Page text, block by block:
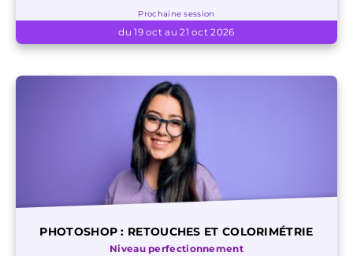
Prochaine session
du 19 oct au 21 oct 2026
PHOTOSHOP : RETOUCHES ET COLORIMÉTRIE
Niveau perfectionnement